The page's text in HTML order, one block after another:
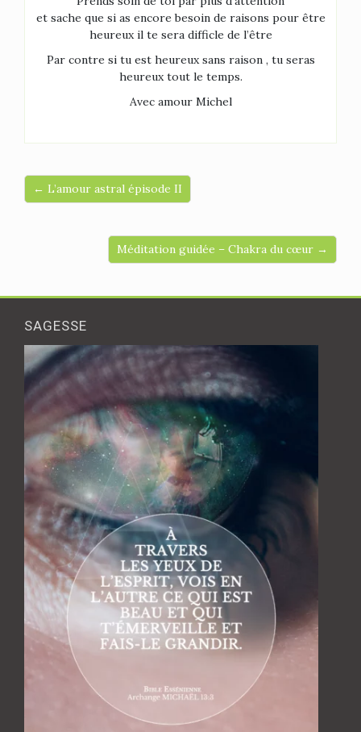
et sache que si as encore besoin de raisons pour être
heureux il te sera difficle de l’être
Par contre si tu est heureux sans raison , tu seras
heureux tout le temps.
Avec amour Michel
← L’amour astral épisode II
Méditation guidée – Chakra du cœur →
SAGESSE